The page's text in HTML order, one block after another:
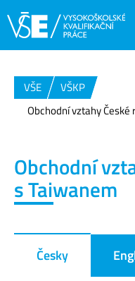
VŠE
VŠKP
Obchodní vztahy
Obchodní
s Taiwanem
Česky